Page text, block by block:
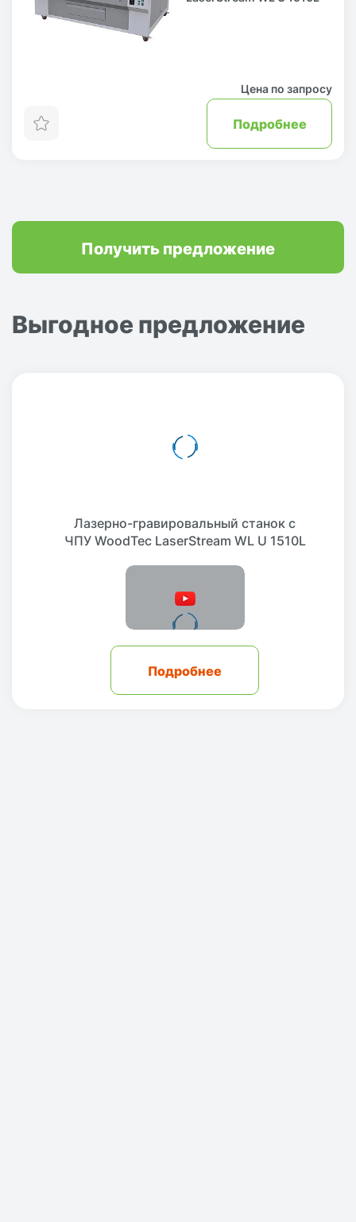
Цена по запросу
Подробнее
Получить предложение
Выгодное предложение
Лазерно-гравировальный станок с
ЧПУ WoodTec LaserStream WL U 1510L
Подробнее